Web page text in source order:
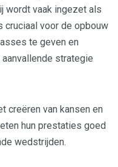
wordt vaak ingezet als
voor de opbouw
te geven en
strategie
creëren van kansen en
hun prestaties goed
wedstrijden.